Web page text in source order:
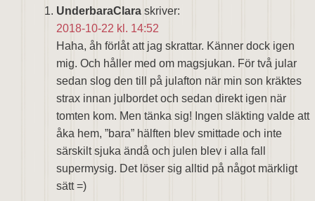
UnderbaraClara skriver:
2018-10-22 kl. 14:52
Haha, åh förlåt att jag skrattar. Känner dock igen
mig. Och håller med om magsjukan. För två jular
sedan slog den till på julafton när min son kräktes
strax innan julbordet och sedan direkt igen när
tomten kom. Men tänka sig! Ingen släkting valde att
åka hem, ”bara” hälften blev smittade och inte
särskilt sjuka ändå och julen blev i alla fall
supermysig. Det löser sig alltid på något märkligt
sätt =)